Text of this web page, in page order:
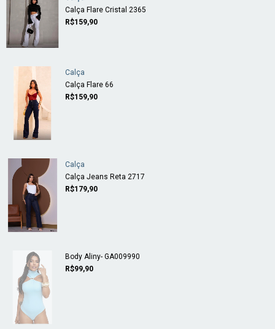
Calça Flare Cristal 2365
R$159,90
Calça
Calça Flare 66
R$159,90
Calça
Calça Jeans Reta 2717
R$179,90
Body Aliny- GA009990
R$99,90